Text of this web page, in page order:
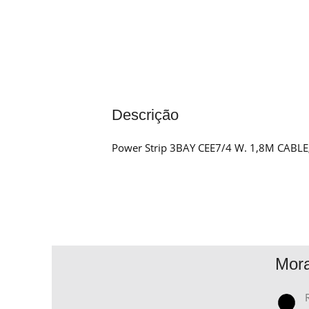
Descrição
Power Strip 3BAY CEE7/4 W. 1,8M